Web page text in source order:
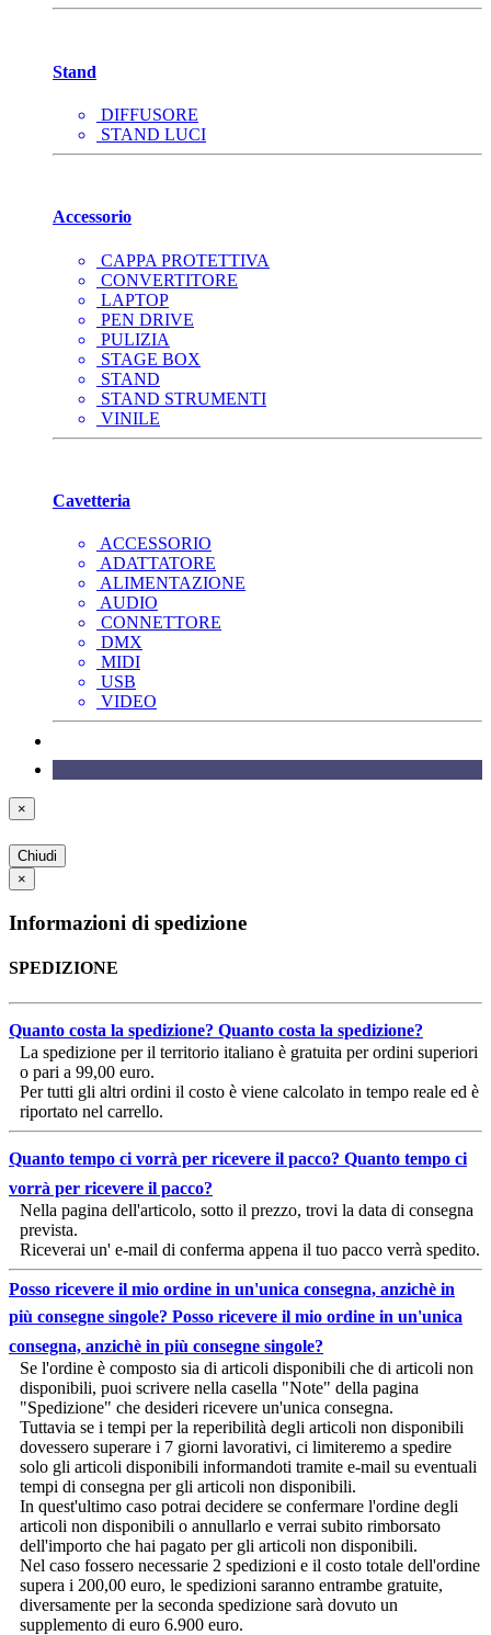
Stand
DIFFUSORE
STAND LUCI
Accessorio
CAPPA PROTETTIVA
CONVERTITORE
LAPTOP
PEN DRIVE
PULIZIA
STAGE BOX
STAND
STAND STRUMENTI
VINILE
Cavetteria
ACCESSORIO
ADATTATORE
ALIMENTAZIONE
AUDIO
CONNETTORE
DMX
MIDI
USB
VIDEO
×
Chiudi
×
Informazioni di spedizione
SPEDIZIONE
Quanto costa la spedizione? Quanto costa la spedizione?
La spedizione per il territorio italiano è gratuita per ordini superiori
o pari a 99,00 euro.
Per tutti gli altri ordini il costo è viene calcolato in tempo reale ed è
riportato nel carrello.
Quanto tempo ci vorrà per ricevere il pacco? Quanto tempo ci
vorrà per ricevere il pacco?
Nella pagina dell'articolo, sotto il prezzo, trovi la data di consegna
prevista.
Riceverai un' e-mail di conferma appena il tuo pacco verrà spedito.
Posso ricevere il mio ordine in un'unica consegna, anzichè in
più consegne singole? Posso ricevere il mio ordine in un'unica
consegna, anzichè in più consegne singole?
Se l'ordine è composto sia di articoli disponibili che di articoli non
disponibili, puoi scrivere nella casella "Note" della pagina
"Spedizione" che desideri ricevere un'unica consegna.
Tuttavia se i tempi per la reperibilità degli articoli non disponibili
dovessero superare i 7 giorni lavorativi, ci limiteremo a spedire
solo gli articoli disponibili informandoti tramite e-mail su eventuali
tempi di consegna per gli articoli non disponibili.
In quest'ultimo caso potrai decidere se confermare l'ordine degli
articoli non disponibili o annullarlo e verrai subito rimborsato
dell'importo che hai pagato per gli articoli non disponibili.
Nel caso fossero necessarie 2 spedizioni e il costo totale dell'ordine
supera i 200,00 euro, le spedizioni saranno entrambe gratuite,
diversamente per la seconda spedizione sarà dovuto un
supplemento di euro 6.900 euro.